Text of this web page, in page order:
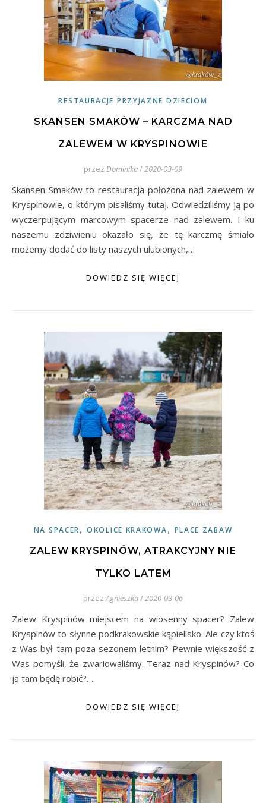
RESTAURACJE PRZYJAZNE DZIECIOM
SKANSEN SMAKÓW – KARCZMA NAD
ZALEWEM W KRYSPINOWIE
przez Dominika/2020-03-09
Skansen Smaków to restauracja położona nad zalewem w
Kryspinowie, o którym pisaliśmy tutaj. Odwiedziliśmy ją po
wyczerpującym marcowym spacerze nad zalewem. I ku
naszemu zdziwieniu okazało się, że tę karczmę śmiało
możemy dodać do listy naszych ulubionych,…
DOWIEDZ SIĘ WIĘCEJ
NA SPACER,OKOLICE KRAKOWA, PLACE ZABAW
ZALEW KRYSPINÓW, ATRAKCYJNY NIE
TYLKO LATEM
przez Agnieszka/2020-03-06
Zalew Kryspinów miejscem na wiosenny spacer? Zalew
Kryspinów to słynne podkrakowskie kąpielisko. Ale czy ktoś
z Was był tam poza sezonem letnim? Pewnie większość z
Was pomyśli, że zwariowaliśmy. Teraz nad Kryspinów? Co
ja tam będę robić?…
DOWIEDZ SIĘ WIĘCEJ